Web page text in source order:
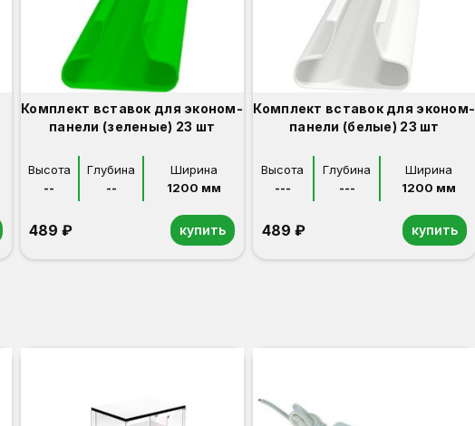
Комплект вставок для эконом-
панели (зеленые) 23 шт
Высота
--
Глубина
--
Ширина
1200 мм
489 ₽ купить
Комплект вставок для эконом-
панели (белые) 23 шт
Высота
---
Глубина
---
Ширина
1200 мм
489 ₽ купить